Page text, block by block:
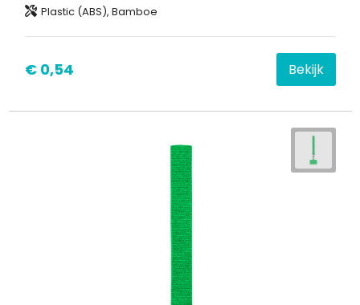
Plastic (ABS), Bamboe
€ 0,54 Bekijk